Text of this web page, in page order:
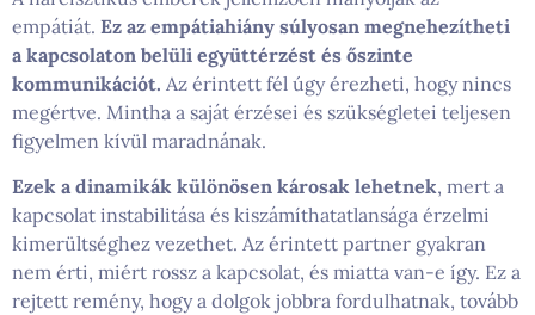
empátiát. Ez az empátiahiány súlyosan megnehezítheti
a kapcsolaton belüli együttérzést és őszinte
kommunikációt. Az érintett fél úgy érezheti, hogy nincs
megértve. Mintha a saját érzései és szükségletei teljesen
figyelmen kívül maradnának.
Ezek a dinamikák különösen károsak lehetnek, mert a
kapcsolat instabilitása és kiszámíthatatlansága érzelmi
kimerültséghez vezethet. Az érintett partner gyakran
nem érti, miért rossz a kapcsolat, és miatta van-e így. Ez a
rejtett remény, hogy a dolgok jobbra fordulhatnak, tovább